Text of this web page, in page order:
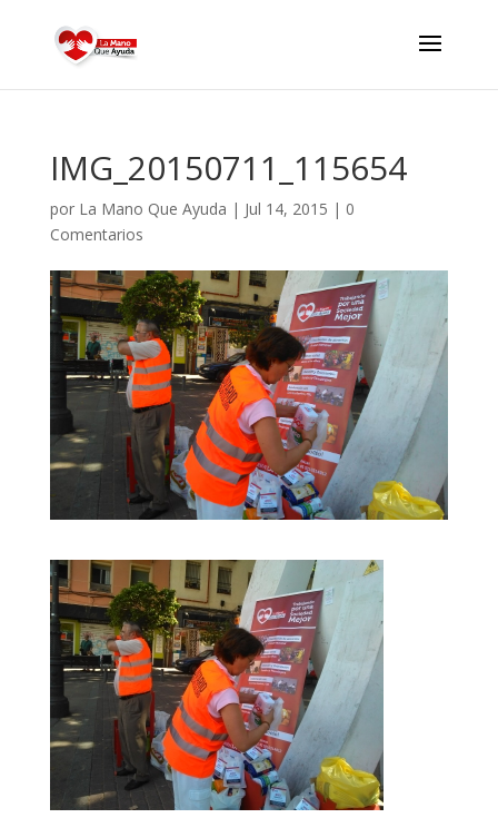
IMG_20150711_115654
por La Mano Que Ayuda | Jul 14, 2015 | 0
Comentarios